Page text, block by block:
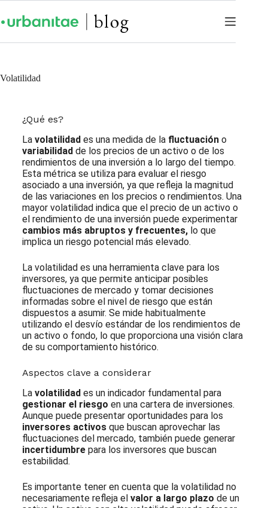
Volatilidad
¿Qué es?
La volatilidades una medida de la fluctuacióno
variabilidadde los precios de un activo o de los
rendimientos de una inversión a lo largo del tiempo.
Esta métrica se utiliza para evaluar el riesgo
asociado a una inversión, ya que refleja la magnitud
de las variaciones en los precios o rendimientos. Una
mayor volatilidad indica que el precio de un activo o
el rendimiento de una inversión puede experimentar
cambios más abruptos y frecuentes,lo que
implica un riesgo potencial más elevado.
La volatilidad es una herramienta clave para los
inversores, ya que permite anticipar posibles
fluctuaciones de mercado y tomar decisiones
informadas sobre el nivel de riesgo que están
dispuestos a asumir. Se mide habitualmente
utilizando el desvío estándar de los rendimientos de
un activo o fondo, lo que proporciona una visión clara
de su comportamiento histórico.
Aspectos clave a considerar
La volatilidades un indicador fundamental para
gestionar el riesgo en una cartera de inversiones.
Aunque puede presentar oportunidades para los
inversores activosque buscan aprovechar las
fluctuaciones del mercado, también puede generar
incertidumbrepara los inversores que buscan
estabilidad.
Es importante tener en cuenta que la volatilidad no
necesariamente refleja el valor a largo plazo de un